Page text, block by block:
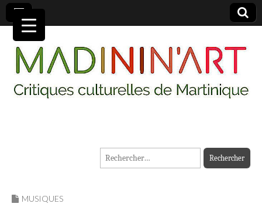
MADININ'ART
Rechercher :
MUSIQUES